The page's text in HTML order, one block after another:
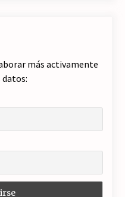
más activamente